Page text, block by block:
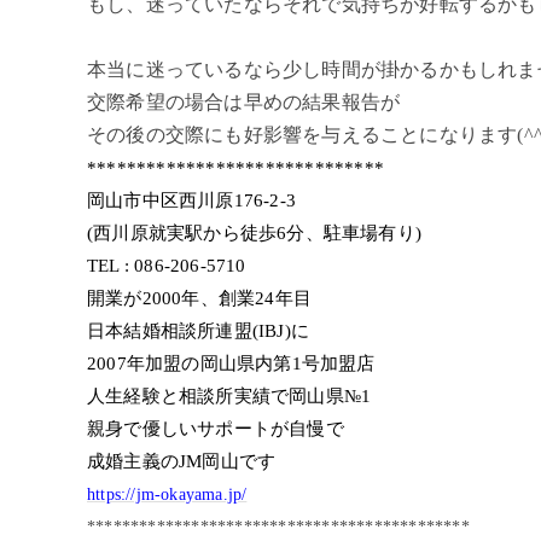
もし、迷っていたならそれで気持ちが好転するかも
本当に迷っているなら少し時間が掛かるかもしれ
交際希望の場合は早めの結果報告が
その後の交際にも好影響を与えることになります
******************************
岡山市中区西川原176-2-3
(西川原就実駅から徒歩6分、駐車場有り)
TEL : 086-206-5710
開業が2000年、創業24年目
日本結婚相談所連盟(IBJ)に
2007年加盟の岡山県内第1号加盟店
人生経験と相談所実績で岡山県№1
親身で優しいサポートが自慢で
成婚主義のJM岡山です
https://jm-okayama.jp/
********************************************